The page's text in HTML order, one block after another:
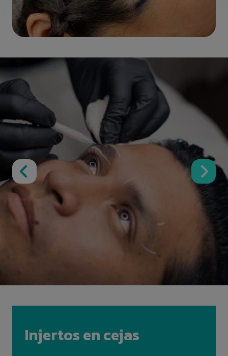
Injertos en cejas